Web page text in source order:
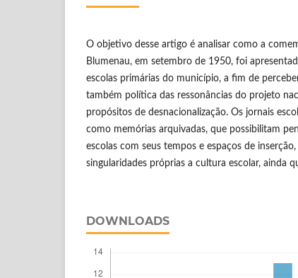
O objetivo desse artigo é analisar como a
Blumenau, em setembro de 1950, foi
escolas primárias do município, a fim de
também política das ressonâncias do projeto
propósitos de desnacionalização. Os jornais
como memórias arquivadas, que possibilitam
escolas com seus tempos e espaços de
singularidades próprias a cultura escolar, ainda
DOWNLOADS